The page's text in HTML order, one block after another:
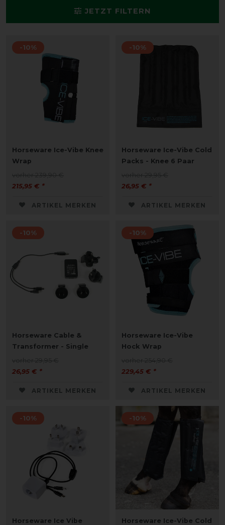
JETZT FILTERN
-10%
Horseware Ice-Vibe Knee
Wrap
215,95 € *
ARTIKEL MERKEN
-10%
Horseware Ice-Vibe Cold
Packs - Knee 6 Paar
26,95 € *
ARTIKEL MERKEN
-10%
Horseware Cable &
Transformer - Single
26,95 € *
ARTIKEL MERKEN
-10%
Horseware Ice-Vibe
Hock Wrap
229,45 € *
ARTIKEL MERKEN
-10%
Horseware Ice Vibe
-10%
Horseware Ice-Vibe Cold